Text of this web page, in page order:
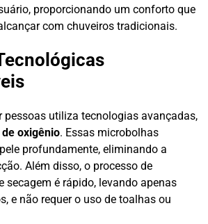
proporcionando um conforto que
com chuveiros tradicionais.
pessoas utiliza tecnologias avançadas,
oxigênio. Essas microbolhas
profundamente, eliminando a
Além disso, o processo de
secagem é rápido, levando apenas
e não requer o uso de toalhas ou